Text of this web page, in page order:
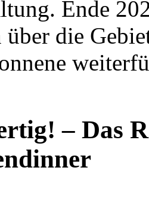
Ende
die
– Das